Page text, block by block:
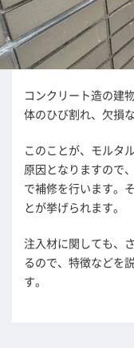
コンクリート造の建
体のひび割れ、欠損
このことが、モルタ
原因となりますので
で補修を行います。
とが挙げられます。
注入材に関しても、
るので、特徴などを
す。